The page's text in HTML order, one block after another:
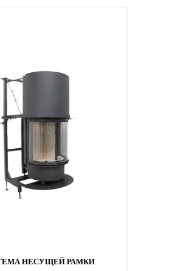
НЕСУЩЕЙ РАМКИ